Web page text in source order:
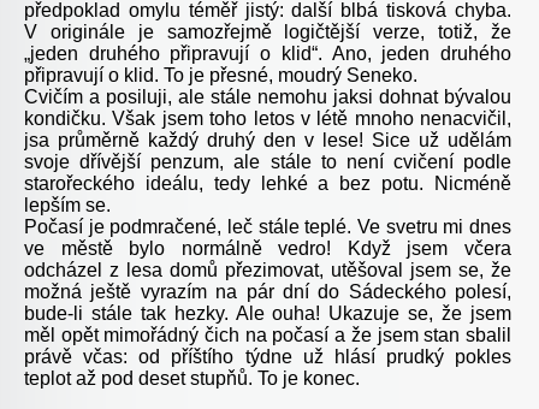
předpoklad omylu téměř jistý: další blbá tisková chyba.
V originále je samozřejmě logičtější verze, totiž, že
„jeden druhého připravují o klid“. Ano, jeden druhého
připravují o klid. To je přesné, moudrý Seneko.
Cvičím a posiluji, ale stále nemohu jaksi dohnat bývalou
kondičku. Však jsem toho letos v létě mnoho nenacvičil,
jsa průměrně každý druhý den v lese! Sice už udělám
svoje dřívější penzum, ale stále to není cvičení podle
starořeckého ideálu, tedy lehké a bez potu. Nicméně
lepším se.
Počasí je podmračené, leč stále teplé. Ve svetru mi dnes
ve městě bylo normálně vedro! Když jsem včera
odcházel z lesa domů přezimovat, utěšoval jsem se, že
možná ještě vyrazím na pár dní do Sádeckého polesí,
bude-li stále tak hezky. Ale ouha! Ukazuje se, že jsem
měl opět mimořádný čich na počasí a že jsem stan sbalil
právě včas: od příštího týdne už hlásí prudký pokles
teplot až pod deset stupňů. To je konec.